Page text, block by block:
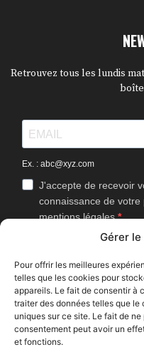
Gérer
Pour offrir les meilleures
telles que les cookies pour
appareils. Le fait de consentir à
traiter des données telles que
uniques sur ce site. Le fait de
consentement peut avoir un
et fonctions.
Retrouvez tous les lundis
Ex. : abc@xyz.com
J'accepte de recevoir
connaissance de
mentions légales.
Vous pouvez vous désinscrire
J'accepte que Bike
newsletters afin
S'INSCRIRE